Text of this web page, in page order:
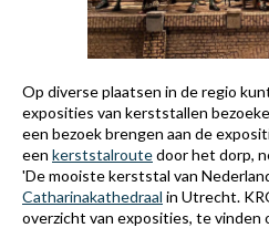
Op diverse plaatsen in de regio
exposities van kerststallen
een bezoek brengen aan de
een kerststalroutedoor het dorp,
'De mooiste kerststal van
Catharinakathedraal in Utrecht.
overzicht van exposities, te vinden